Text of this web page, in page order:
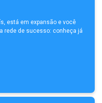
está em expansão e você
rede de sucesso: conheça já